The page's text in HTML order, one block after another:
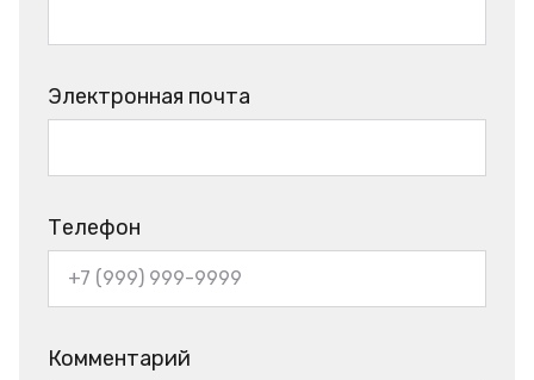
Электронная почта
Телефон
Комментарий